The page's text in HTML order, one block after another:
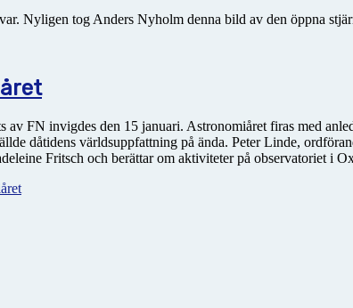
Nyligen tog Anders Nyholm denna bild av den öppna
av FN invigdes den 15 januari. Astronomiåret firas med
dåtidens världsuppfattning på ända. Peter Linde,
Fritsch och berättar om aktiviteter på observatoriet i